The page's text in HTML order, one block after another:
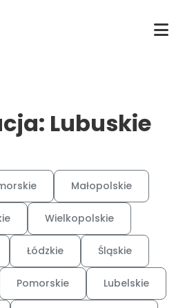
Lubuskie
Małopolskie
Wielkopolskie
Łódzkie Śląskie
Pomorskie Lubelskie